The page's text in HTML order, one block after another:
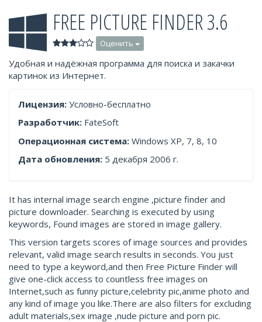
FREE PICTURE FINDER 3.6
Оценить
Удобная и надёжная программа для поиска и закачки
картинок из Интернет.
Лицензия: Условно-бесплатно
Разработчик: FateSoft
Операционная система: Windows XP, 7, 8, 10
Дата обновления: 5 декабря 2006 г.
It has internal image search engine ,picture finder and
picture downloader. Searching is executed by using
keywords, Found images are stored in image gallery.
This version targets scores of image sources and provides
relevant, valid image search results in seconds. You just
need to type a keyword,and then Free Picture Finder will
give one-click access to countless free images on
Internet,such as funny picture,celebrity pic,anime photo and
any kind of image you like.There are also filters for excluding
adult materials,sex image ,nude picture and porn pic.